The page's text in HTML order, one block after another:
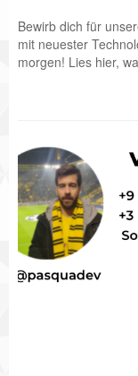
Bewirb dich für
mit neuester
morgen! Lies hier,